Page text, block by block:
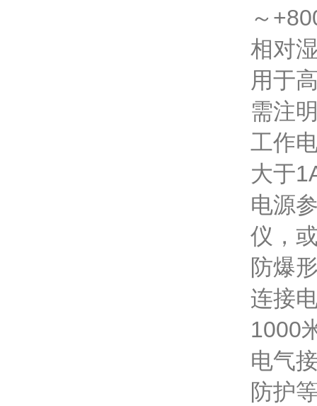
～
相对
用于
需注
工作
大于
电源
仪，
防爆
连接
1000
电气
防护